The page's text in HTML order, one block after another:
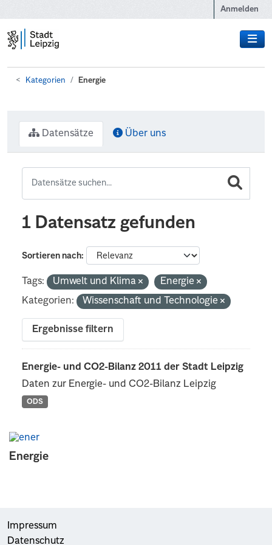
Anmelden
Kategorien Energie
Energie
Datensätze Über uns
1 Datensatz gefunden
Sortieren nach
Tags: Umwelt und Klima
Energie
Kategorien:
Wissenschaft und Technologie
Ergebnisse filtern
Energie- und CO2-Bilanz 2011 der Stadt Leipzig
Daten zur Energie- und CO2-Bilanz Leipzig
ODS
Impressum
Datenschutz